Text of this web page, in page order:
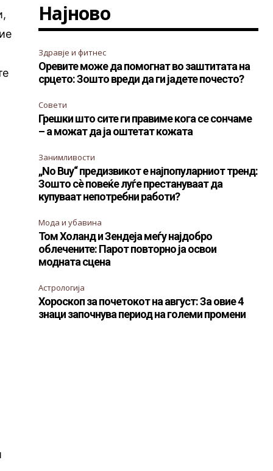
Најново
Здравје и фитнес
Оревите може да помогнат во заштитата на
срцето: Зошто вреди да ги јадете почесто?
Совети
Грешки што сите ги правиме кога се сончаме
– а можат да ја оштетат кожата
Занимливости
„No Buy“ предизвикот е најпопуларниот тренд:
Зошто сè повеќе луѓе престануваат да
купуваат непотребни работи?
Мода и убавина
Том Холанд и Зендеја меѓу најдобро
облечените: Парот повторно ја освои
модната сцена
Астрологија
Хороскоп за почетокот на август: За овие 4
знаци започнува период на големи промени